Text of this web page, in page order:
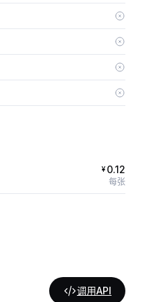
¥ 0.12
每张
调用API